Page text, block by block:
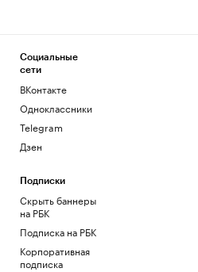
Социальные
сети
ВКонтакте
Одноклассники
Telegram
Дзен
Подписки
Скрыть баннеры
на РБК
Подписка на РБК
Корпоративная
подписка